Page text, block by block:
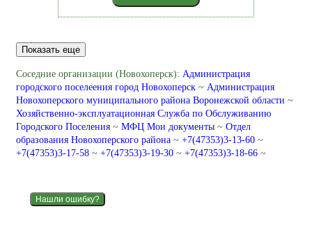
Показать еще
Соседние организации (Новохоперск): Администрация
городского поселеения город Новохоперск ~ Администрация
Новохоперского муниципального района Воронежской области ~
Хозяйственно-эксплуатационная Служба по Обслуживанию
Городского Поселения ~МФЦ Мои документы ~Отдел
образования Новохоперского района ~+7(47353)3-13-60~
+7(47353)3-17-58~+7(47353)3-19-30~+7(47353)3-18-66~
Нашли ошибку?